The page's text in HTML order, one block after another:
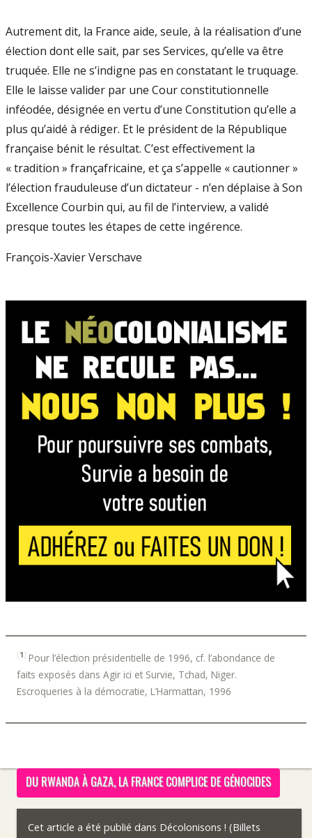
Autrement dit, la France aide, seule, à la réalisation d’une
élection dont elle sait, par ses Services, qu’elle va être
truquée. Elle ne s’indigne pas en constatant le truquage.
Elle le laisse valider par une Cour constitutionnelle
inféodée, désignée en vertu d’une Constitution qu’elle a
plus qu’aidé à rédiger. Et le président de la République
française bénit le résultat. C’est effectivement la
« tradition » françafricaine, et ça s’appelle « cautionner »
l’élection frauduleuse d’un dictateur - n’en déplaise à Son
Excellence Courbin qui, au fil de l’interview, a validé
presque toutes les étapes de cette ingérence.
François-Xavier Verschave
[1] Pour l’élection présidentielle de 1996, cf. l’abondance de
faits exposés dans Agir ici et Survie, Tchad, Niger.
Escroqueries à la démocratie, L’Harmattan, 1996
DU RWANDA À GAZA, LA FRANCE COMPLICE DE GÉNOCIDES
Cet article a été publié dans Décolonisons ! (Billets